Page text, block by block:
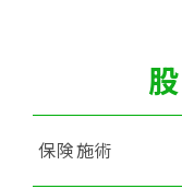
保険施術